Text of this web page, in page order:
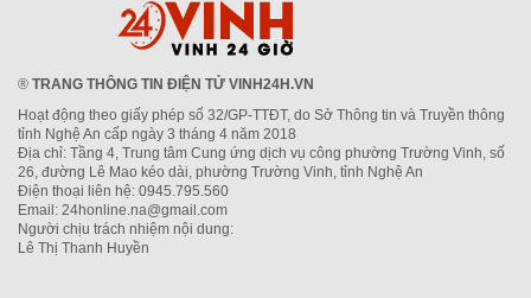
® TRANG THÔNG TIN ĐIỆN TỬ VINH24H.VN
Hoạt động theo giấy phép số 32/GP-TTĐT, do Sở Thông tin và Truyền thông
tỉnh Nghệ An cấp ngày 3 tháng 4 năm 2018
Địa chỉ: Tầng 4, Trung tâm Cung ứng dịch vụ công phường Trường Vinh, số
26, đường Lê Mao kéo dài, phường Trường Vinh, tỉnh Nghệ An
Điện thoại liên hệ: 0945.795.560
Email: 24honline.na@gmail.com
Người chịu trách nhiệm nội dung:
Lê Thị Thanh Huyền